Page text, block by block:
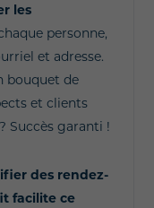
les
personne,
et adresse.
bouquet de
et clients
Succès garanti !
des rendez-
facilite ce